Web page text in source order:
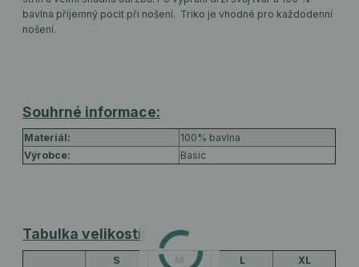
bavlna příjemný pocit při nošení. Triko je vhodné pro každodenní
nošení.
Souhrné informace:
Materiál:
100% bavlna
Výrobce:
Basic
Tabulka velikostí:
S L
XL